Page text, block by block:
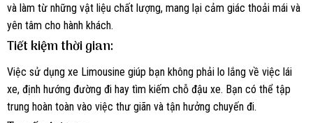
và làm từ những vật liệu chất lượng, mang lại cảm giác thoải mái và
yên tâm cho hành khách.
Tiết kiệm thời gian:
Việc sử dụng xe Limousine giúp bạn không phải lo lắng về việc lái
xe, định hướng đường đi hay tìm kiếm chỗ đậu xe. Bạn có thể tập
trung hoàn toàn vào việc thư giãn và tận hưởng chuyến đi.